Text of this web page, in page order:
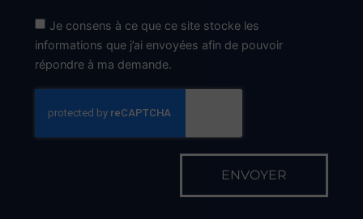
Je consens à ce que ce site stocke les
informations que j’ai envoyées afin de pouvoir
répondre à ma demande.
ENVOYER